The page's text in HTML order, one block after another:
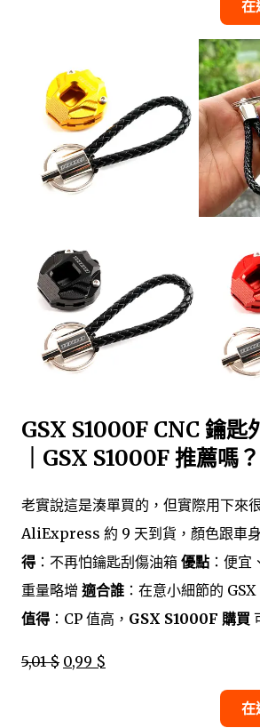
在
GSX S1000F CNC 鑰匙
｜GSX S1000F 推薦嗎？
老實說這是湊單買的，但實際用下來
AliExpress 約 9 天到貨，顏色跟車身
得 ：不再怕鑰匙刮傷油箱 優點 ：便宜
重量略增 適合誰 ：在意小細節的
值得 ：CP 值高， GSX S1000F 購買
5,01 $ 0,99 $
在